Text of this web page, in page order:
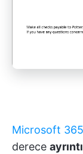
Microsoft
derece